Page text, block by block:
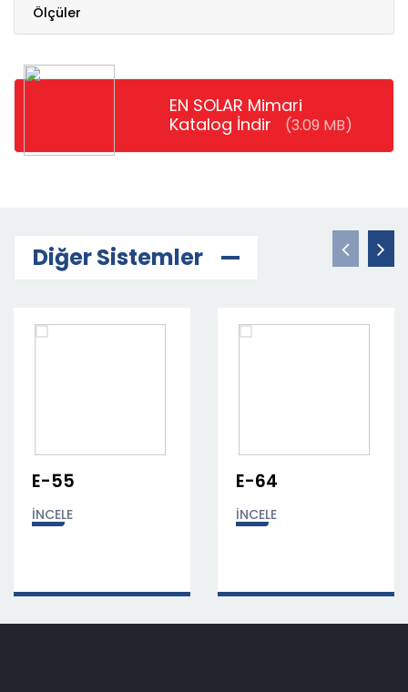
Ölçüler
EN SOLAR Mimari
Katalog İndir
(3.09 MB)
Diğer Sistemler